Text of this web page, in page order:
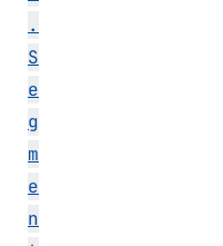
.
S
e
g
m
e
n